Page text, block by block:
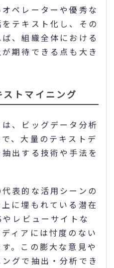
ペレーターや優秀な
テキスト化し、その
、組織全体における
期待できる点も大き
トマイニング
、ビッグデータ分析
、大量のテキストデ
出する技術や手法を
表的な活用シーンの
に埋もれている潜在
レビューサイトな
ィアには忖度のない
。この膨大な意見や
グで抽出・分析でき